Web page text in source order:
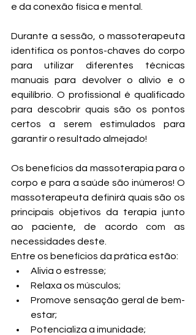
e da conexão física e mental.
Durante a sessão, o massoterapeuta
identifica os pontos-chaves do corpo
para utilizar diferentes técnicas
manuais para devolver o alívio e o
equilíbrio. O profissional é qualificado
para descobrir quais são os pontos
certos a serem estimulados para
garantir o resultado almejado!
Os benefícios da massoterapia para o
corpo e para a saúde são inúmeros! O
massoterapeuta definirá quais são os
principais objetivos da terapia junto
ao paciente, de acordo com as
necessidades deste.
Entre os benefícios da prática estão:
Alivia o estresse;
Relaxa os músculos;
Promove sensação geral de bem-
estar;
Potencializa a imunidade;